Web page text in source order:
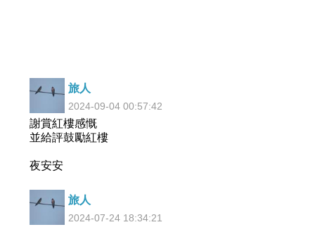
旅人
2024-09-04 00:57:42
謝賞紅樓感慨
並給評鼓勵紅樓
夜安安
旅人
2024-07-24 18:34:21